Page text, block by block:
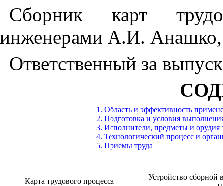
Сборник карт
инженерами А.И.
Ответственный за
1. Область и эффективность
2. Подготовка и условия
3. Исполнители, предметы и орудия
4. Технологический процесс и
5. Приемы труда
Карта трудового процесса
Устройство сборной